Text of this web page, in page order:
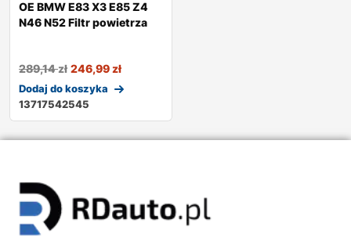
OE BMW E83 X3 E85 Z4
N46 N52 Filtr powietrza
289,14zł 246,99zł
Dodaj do koszyka
13717542545